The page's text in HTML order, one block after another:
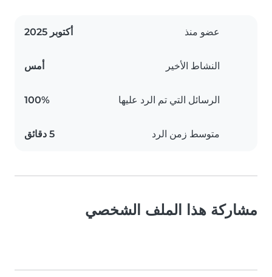
عضو منذ أكتوبر 2025
النشاط الأخير أمس
الرسائل التي تم الرد عليها 100%
متوسط زمن الرد 5 دقائق
مشاركة هذا الملف الشخصي